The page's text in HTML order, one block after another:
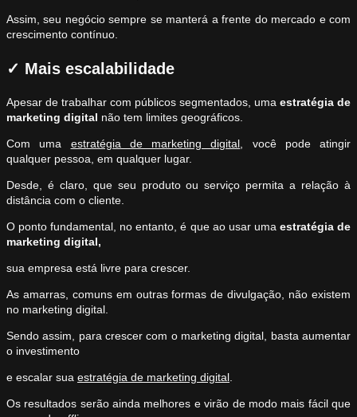
Assim, seu negócio sempre se manterá a frente do mercado e com
crescimento contínuo.
✓ Mais escalabilidade
Apesar de trabalhar com públicos segmentados, uma estratégia de
marketing digital não tem limites geográficos.
Com uma estratégia de marketing digital , você pode atingir
qualquer pessoa, em qualquer lugar.
Desde, é claro, que seu produto ou serviço permita a relação à
distância com o cliente.
O ponto fundamental, no entanto, é que ao usar uma estratégiade
marketing digital,
sua empresa está livre para crescer.
As amarras, comuns em outras formas de divulgação, não existem
no marketing digital.
Sendo assim, para crescer com o marketing digital, basta aumentar
o investimento
e escalar sua estratégia de marketing digital
Os resultados serão ainda melhores e virão de modo mais fácil que